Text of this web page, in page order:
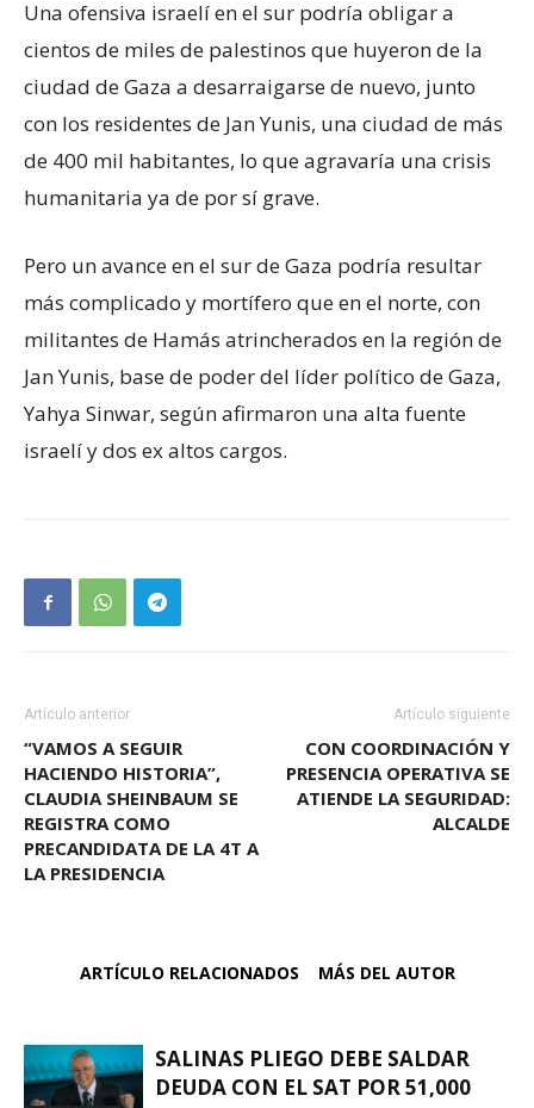
Una ofensiva israelí en el sur podría obligar a
cientos de miles de palestinos que huyeron de la
ciudad de Gaza a desarraigarse de nuevo, junto
con los residentes de Jan Yunis, una ciudad de más
de 400 mil habitantes, lo que agravaría una crisis
humanitaria ya de por sí grave.
Pero un avance en el sur de Gaza podría resultar
más complicado y mortífero que en el norte, con
militantes de Hamás atrincherados en la región de
Jan Yunis, base de poder del líder político de Gaza,
Yahya Sinwar, según afirmaron una alta fuente
israelí y dos ex altos cargos.
Artículo anterior
“VAMOS A SEGUIR
HACIENDO HISTORIA”,
CLAUDIA SHEINBAUM SE
REGISTRA COMO
PRECANDIDATA DE LA 4T A
LA PRESIDENCIA
Artículo siguiente
CON COORDINACIÓN Y
PRESENCIA OPERATIVA SE
ATIENDE LA SEGURIDAD:
ALCALDE
ARTÍCULO RELACIONADOS MÁS DEL AUTOR
SALINAS PLIEGO DEBE SALDAR
DEUDA CON EL SAT POR 51,000